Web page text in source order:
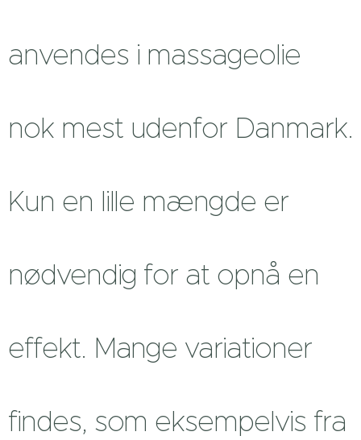
anvendes i massageolie
nok mest udenfor Danmark.
Kun en lille mængde er
nødvendig for at opnå en
effekt. Mange variationer
findes, som eksempelvis fra